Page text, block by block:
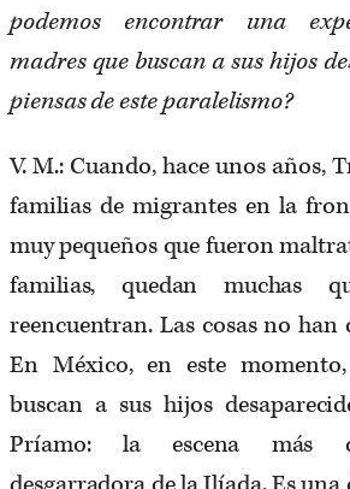
podemos encontrar una
madres que buscan a sus hijos
piensas de este paralelismo?
V. M.: Cuando, hace unos años,
familias de migrantes en la
muy pequeños que fueron
familias, quedan muchas
reencuentran. Las cosas no han
En México, en este
buscan a sus hijos
Príamo: la escena más